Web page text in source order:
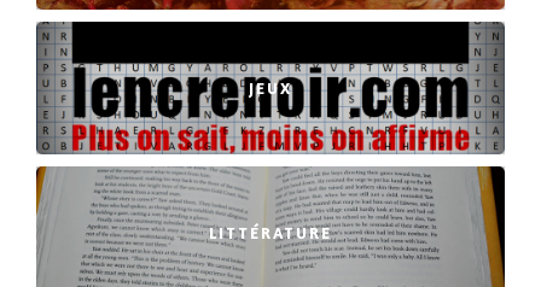
JEUX
LITTÉRATURE